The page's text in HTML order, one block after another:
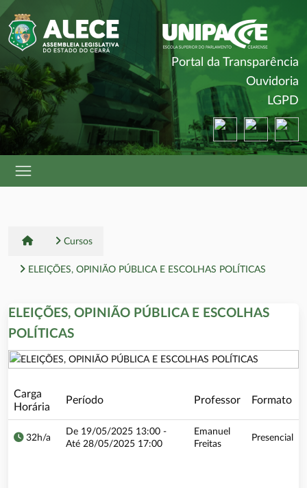
Portal da Transparência
Ouvidoria
LGPD
(abre em nova
(abre em
Cursos
ELEIÇÕES, OPINIÃO PÚBLICA E ESCOLHAS POLÍTICAS
ELEIÇÕES, OPINIÃO PÚBLICA E ESCOLHAS
POLÍTICAS
Carga
Horária
Período Professor Formato
32h/a
De 19/05/2025 13:00 -
Até 28/05/2025 17:00
Emanuel
Freitas
Presencial